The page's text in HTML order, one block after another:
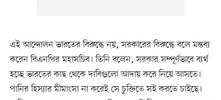
এই আন্দোলন ভারতের বিরুদ্ধে নয়, সরকারের বিরুদ্ধে বলে মন্তব্য
করেন বিএনপির মহাসচিব। তিনি বলেন, সরকার সম্পূর্ণভাবে ব্যর্থ
হচ্ছে ভারতের কাছ থেকে দাবিগুলো আদায় করে নিয়ে আসতে।
পানির হিস্যার মীমাংসা না করেই সে চুক্তিতে সই করতে চাইছে।